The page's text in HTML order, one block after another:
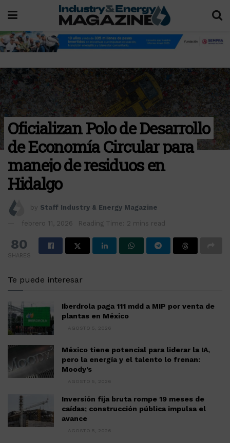
Oficializan Polo de Desarrollo
de Economía Circular para
manejo de residuos en
Hidalgo
by Staff Industry & Energy Magazine
febrero 11, 2026 Reading Time: 2 mins read
80
SHARES
Te puede interesar
Iberdrola paga 111 mdd a MIP por venta de
plantas en México
AGOSTO 5, 2026
México tiene potencial para liderar la IA,
pero la energía y el talento lo frenan:
Moody’s
AGOSTO 5, 2026
Inversión fija bruta rompe 19 meses de
caídas; construcción pública impulsa el
avance
AGOSTO 5, 2026